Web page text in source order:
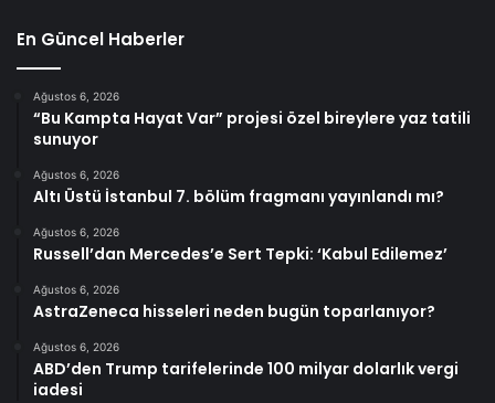
En Güncel Haberler
Ağustos 6, 2026
“Bu Kampta Hayat Var” projesi özel bireylere yaz tatili
sunuyor
Ağustos 6, 2026
Altı Üstü İstanbul 7. bölüm fragmanı yayınlandı mı?
Ağustos 6, 2026
Russell’dan Mercedes’e Sert Tepki: ‘Kabul Edilemez’
Ağustos 6, 2026
AstraZeneca hisseleri neden bugün toparlanıyor?
Ağustos 6, 2026
ABD’den Trump tarifelerinde 100 milyar dolarlık vergi
iadesi